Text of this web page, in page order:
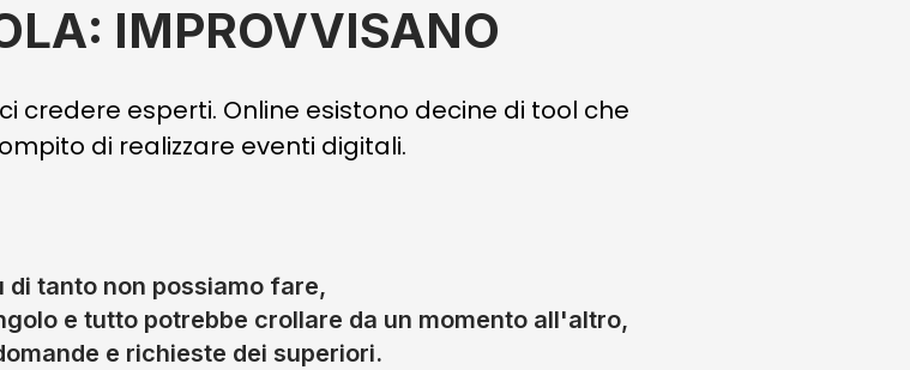
IMPROVVISANO
credere esperti. Online esistono decine di tool che
di realizzare eventi digitali.
tanto non possiamo fare,
e tutto potrebbe crollare da un momento all'altro,
e richieste dei superiori.